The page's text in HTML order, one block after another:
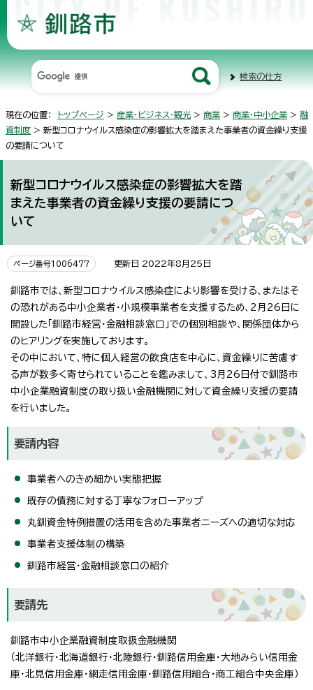
検索の仕方
現在の位置： トップページ > 産業・ビジネス・観光 > 商業 > 商業・中小企業 > 融
資制度 > 新型コロナウイルス感染症の影響拡大を踏まえた事業者の資金繰り支援
の要請について
新型コロナウイルス感染症の影響拡大を踏
まえた事業者の資金繰り支援の要請につ
いて
ページ番号1006477 更新日 2022年8月25日
釧路市では、新型コロナウイルス感染症により影響を受ける、またはそ
の恐れがある中小企業者・小規模事業者を支援するため、2月26日に
開設した「釧路市経営・金融相談窓口」での個別相談や、関係団体から
のヒアリングを実施しております。
その中において、特に個人経営の飲食店を中心に、資金繰りに苦慮す
る声が数多く寄せられていることを鑑みまして、3月26日付で釧路市
中小企業融資制度の取り扱い金融機関に対して資金繰り支援の要請
を行いました。
要請内容
事業者へのきめ細かい実態把握
既存の債務に対する丁寧なフォローアップ
丸釧資金特例措置の活用を含めた事業者ニーズへの適切な対応
事業者支援体制の構築
釧路市経営・金融相談窓口の紹介
要請先
釧路市中小企業融資制度取扱金融機関
（北洋銀行・北海道銀行・北陸銀行・釧路信用金庫・大地みらい信用金
庫・北見信用金庫・網走信用金庫・釧路信用組合・商工組合中央金庫）